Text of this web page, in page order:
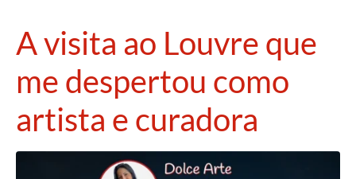
A visita ao Louvre que
me despertou como
artista e curadora